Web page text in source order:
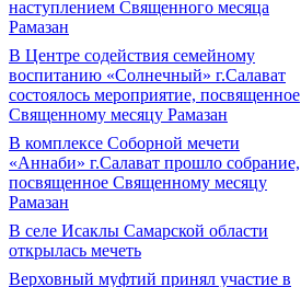
наступлением Священного месяца
Рамазан
В Центре содействия семейному
воспитанию «Солнечный» г.Салават
состоялось мероприятие, посвященное
Священному месяцу Рамазан
В комплексе Соборной мечети
«Аннаби» г.Салават прошло собрание,
посвященное Священному месяцу
Рамазан
В селе Исаклы Самарской области
открылась мечеть
Верховный муфтий принял участие в